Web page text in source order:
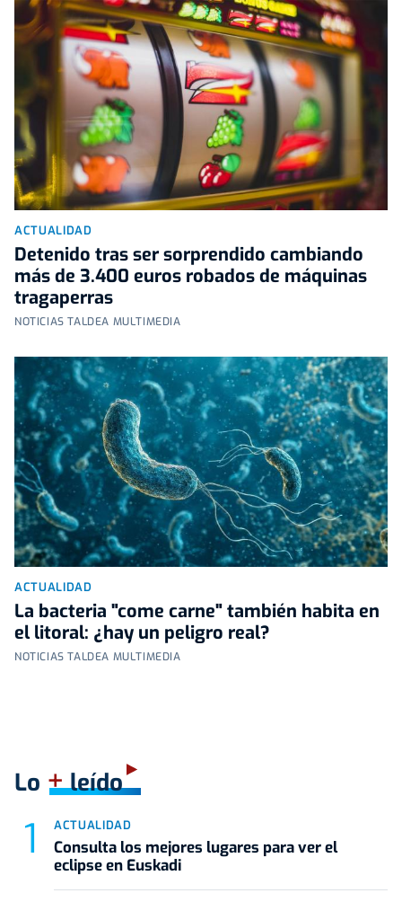
ACTUALIDAD
Detenido tras ser sorprendido cambiando
más de 3.400 euros robados de máquinas
tragaperras
NOTICIAS TALDEA MULTIMEDIA
ACTUALIDAD
La bacteria "come carne" también habita en
el litoral: ¿hay un peligro real?
NOTICIAS TALDEA MULTIMEDIA
Lo +leído
ACTUALIDAD
Consulta los mejores lugares para ver el
eclipse en Euskadi